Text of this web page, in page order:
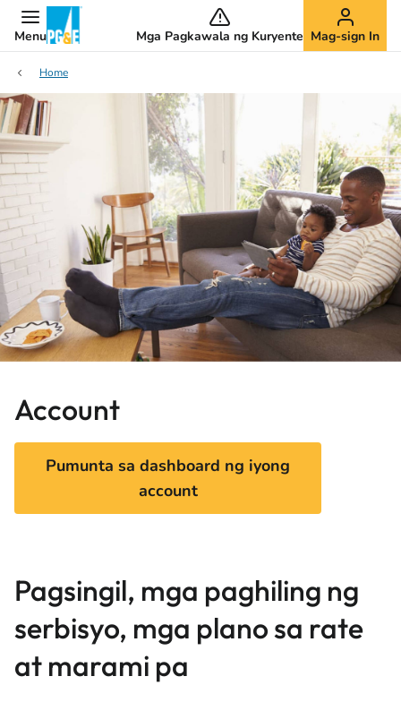
Menu Mga Pagkawala ng Kuryente Mag-sign In
Home
Account
Pumunta sa dashboard ng iyong
account
Pagsingil, mga paghiling ng
serbisyo, mga plano sa rate
at marami pa